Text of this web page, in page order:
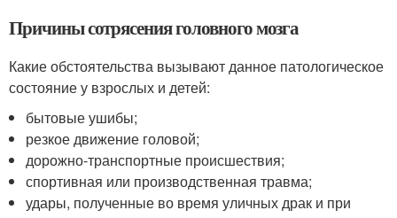
Причины сотрясения головного мозга
Какие обстоятельства вызывают данное патологическое
состояние у взрослых и детей:
бытовые ушибы;
резкое движение головой;
дорожно-транспортные происшествия;
спортивная или производственная травма;
удары, полученные во время уличных драк и при